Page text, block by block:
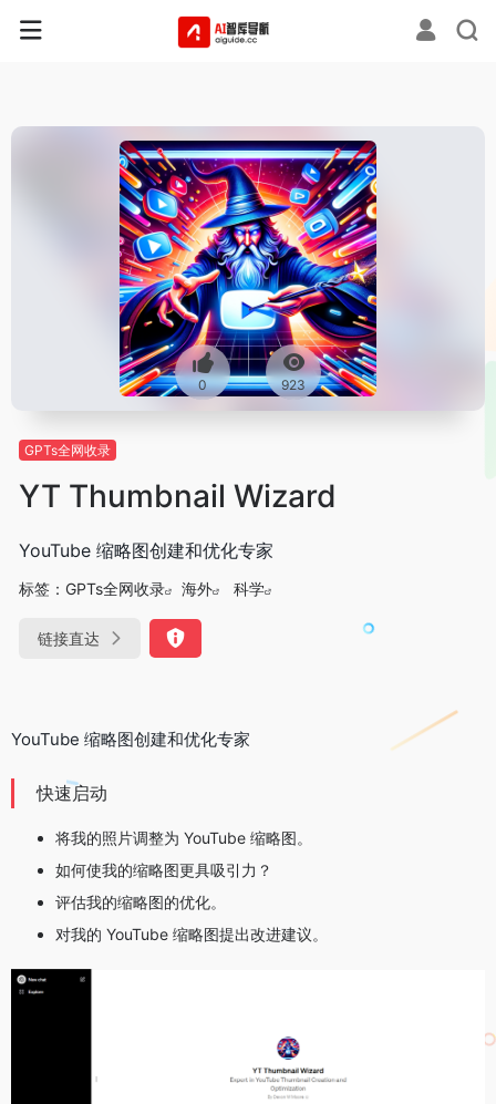
0 923
GPTs全网收录
YT Thumbnail Wizard
YouTube 缩略图创建和优化专家
标签： GPTs全网收录 海外 科学
链接直达
YouTube 缩略图创建和优化专家
快速启动
将我的照片调整为 YouTube 缩略图。
如何使我的缩略图更具吸引力？
评估我的缩略图的优化。
对我的 YouTube 缩略图提出改进建议。